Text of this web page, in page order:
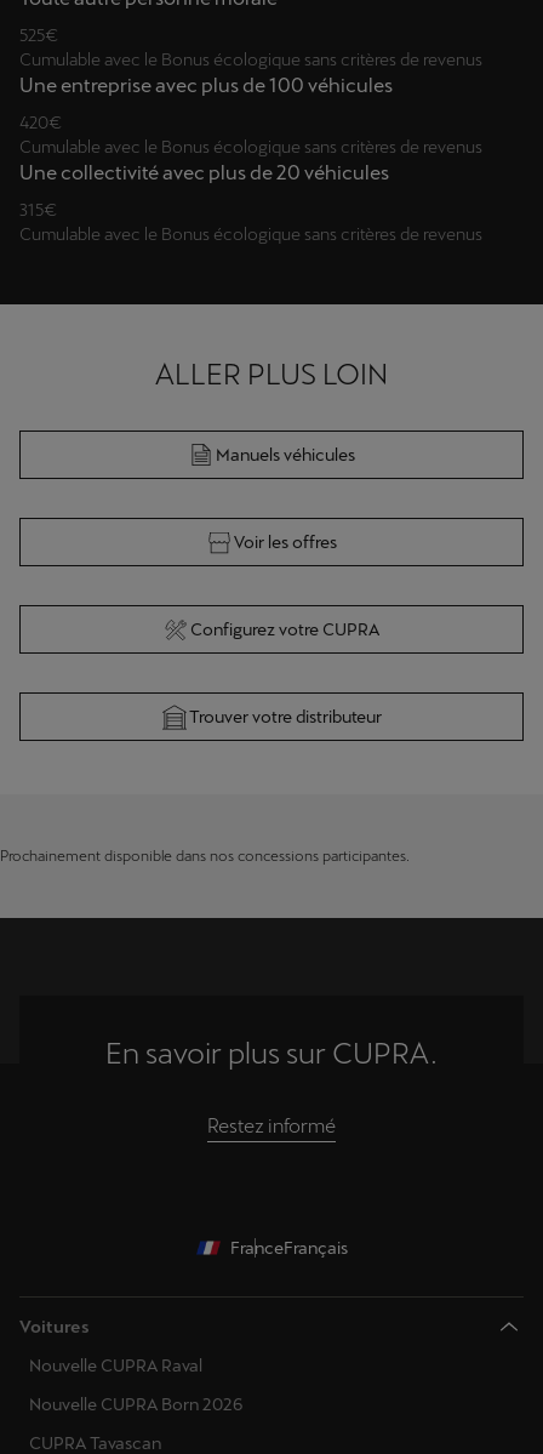
525€
Cumulable avec le Bonus écologique sans critères de revenus
Une entreprise avec plus de 100 véhicules
420€
Cumulable avec le Bonus écologique sans critères de revenus
Une collectivité avec plus de 20 véhicules
315€
Cumulable avec le Bonus écologique sans critères de revenus
ALLER PLUS LOIN
Manuels véhicules
Voir les offres
Configurez votre CUPRA
Trouver votre distributeur
Prochainement disponible dans nos concessions participantes.
En savoir plus sur CUPRA.
Restez informé
FranceFrançais
Voitures
Nouvelle CUPRA Raval
Nouvelle CUPRA Born 2026
CUPRA Tavascan